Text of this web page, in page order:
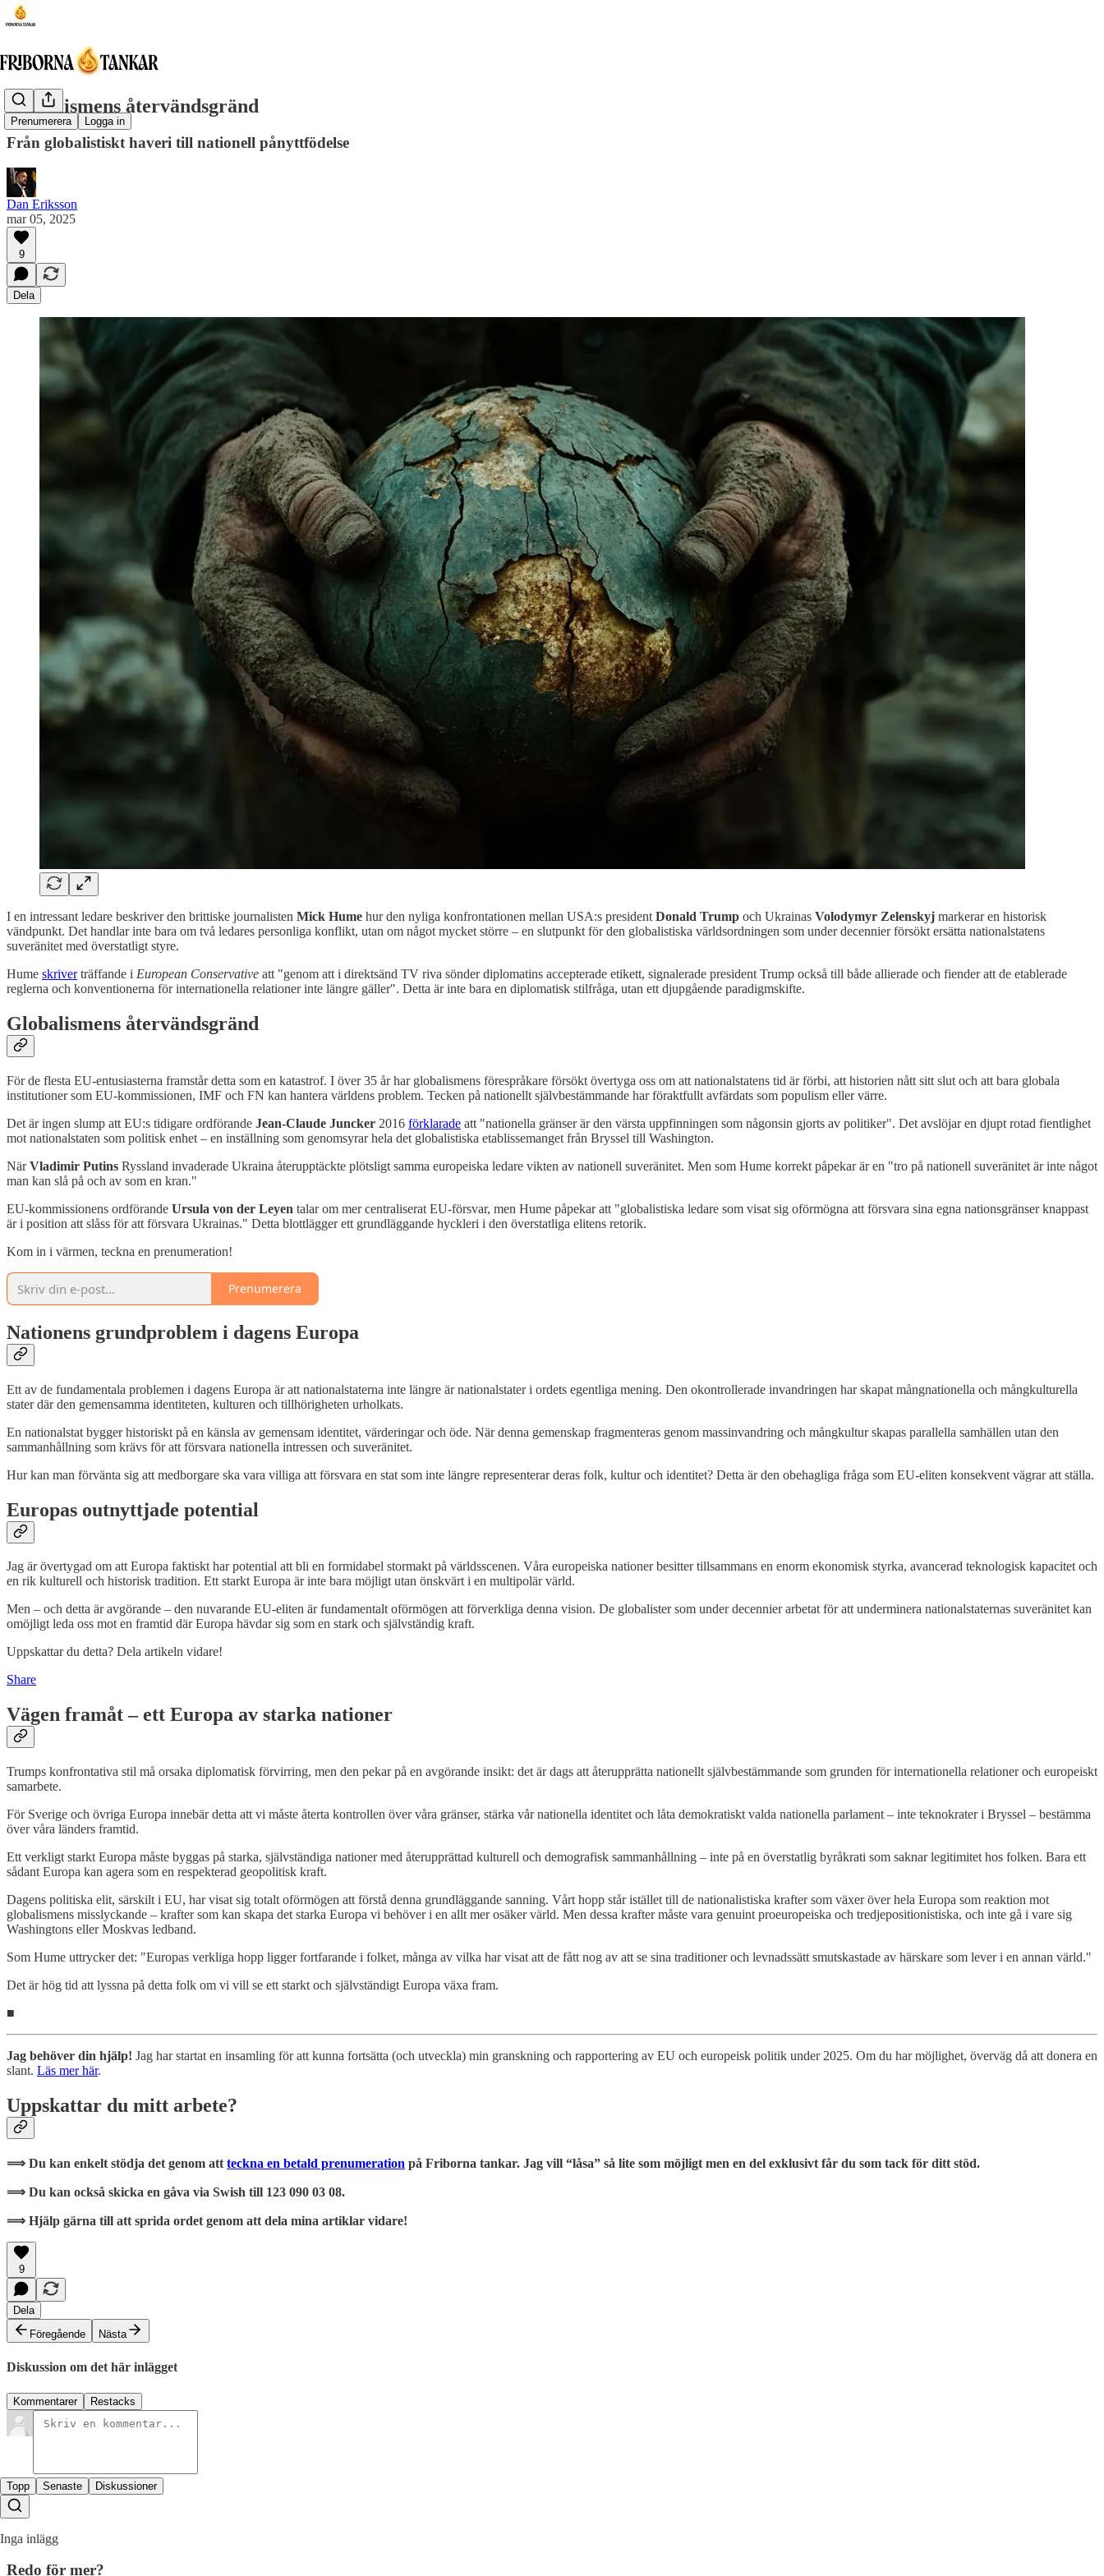
Prenumerera Logga in
Globalismens återvändsgränd
Från globalistiskt haveri till nationell pånyttfödelse
Dan Eriksson
mar 05, 2025
9
Dela
I en intressant ledare beskriver den brittiske journalisten Mick Hume hur den nyliga konfrontationen mellan USA:s president Donald Trump och Ukrainas Volodymyr Zelenskyj markerar en historisk
vändpunkt. Det handlar inte bara om två ledares personliga konflikt, utan om något mycket större – en slutpunkt för den globalistiska världsordningen som under decennier försökt ersätta nationalstatens
suveränitet med överstatligt styre.
Hume skriverträffande i European Conservative att "genom att i direktsänd TV riva sönder diplomatins accepterade etikett, signalerade president Trump också till både allierade och fiender att de etablerade
reglerna och konventionerna för internationella relationer inte längre gäller". Detta är inte bara en diplomatisk stilfråga, utan ett djupgående paradigmskifte.
Globalismens återvändsgränd
För de flesta EU-entusiasterna framstår detta som en katastrof. I över 35 år har globalismens förespråkare försökt övertyga oss om att nationalstatens tid är förbi, att historien nått sitt slut och att bara globala
institutioner som EU-kommissionen, IMF och FN kan hantera världens problem. Tecken på nationellt självbestämmande har föraktfullt avfärdats som populism eller värre.
Det är ingen slump att EU:s tidigare ordförande Jean-Claude Juncker 2016 förklarade att "nationella gränser är den värsta uppfinningen som någonsin gjorts av politiker". Det avslöjar en djupt rotad fientlighet
mot nationalstaten som politisk enhet – en inställning som genomsyrar hela det globalistiska etablissemanget från Bryssel till Washington.
NärVladimir Putins Ryssland invaderade Ukraina återupptäckte plötsligt samma europeiska ledare vikten av nationell suveränitet. Men som Hume korrekt påpekar är en "tro på nationell suveränitet är inte något
man kan slå på och av som en kran."
EU-kommissionens ordförande Ursula von der Leyen talar om mer centraliserat EU-försvar, men Hume påpekar att "globalistiska ledare som visat sig oförmögna att försvara sina egna nationsgränser knappast
är i position att slåss för att försvara Ukrainas." Detta blottlägger ett grundläggande hyckleri i den överstatliga elitens retorik.
Kom in i värmen, teckna en prenumeration!
Prenumerera
Nationens grundproblem i dagens Europa
Ett av de fundamentala problemen i dagens Europa är att nationalstaterna inte längre är nationalstater i ordets egentliga mening. Den okontrollerade invandringen har skapat mångnationella och mångkulturella
stater där den gemensamma identiteten, kulturen och tillhörigheten urholkats.
En nationalstat bygger historiskt på en känsla av gemensam identitet, värderingar och öde. När denna gemenskap fragmenteras genom massinvandring och mångkultur skapas parallella samhällen utan den
sammanhållning som krävs för att försvara nationella intressen och suveränitet.
Hur kan man förvänta sig att medborgare ska vara villiga att försvara en stat som inte längre representerar deras folk, kultur och identitet? Detta är den obehagliga fråga som EU-eliten konsekvent vägrar att ställa.
Europas outnyttjade potential
Jag är övertygad om att Europa faktiskt har potential att bli en formidabel stormakt på världsscenen. Våra europeiska nationer besitter tillsammans en enorm ekonomisk styrka, avancerad teknologisk kapacitet och
en rik kulturell och historisk tradition. Ett starkt Europa är inte bara möjligt utan önskvärt i en multipolär värld.
Men – och detta är avgörande – den nuvarande EU-eliten är fundamentalt oförmögen att förverkliga denna vision. De globalister som under decennier arbetat för att underminera nationalstaternas suveränitet kan
omöjligt leda oss mot en framtid där Europa hävdar sig som en stark och självständig kraft.
Uppskattar du detta? Dela artikeln vidare!
Share
Vägen framåt – ett Europa av starka nationer
Trumps konfrontativa stil må orsaka diplomatisk förvirring, men den pekar på en avgörande insikt: det är dags att återupprätta nationellt självbestämmande som grunden för internationella relationer och europeiskt
samarbete.
För Sverige och övriga Europa innebär detta att vi måste återta kontrollen över våra gränser, stärka vår nationella identitet och låta demokratiskt valda nationella parlament – inte teknokrater i Bryssel – bestämma
över våra länders framtid.
Ett verkligt starkt Europa måste byggas på starka, självständiga nationer med återupprättad kulturell och demografisk sammanhållning – inte på en överstatlig byråkrati som saknar legitimitet hos folken. Bara ett
sådant Europa kan agera som en respekterad geopolitisk kraft.
Dagens politiska elit, särskilt i EU, har visat sig totalt oförmögen att förstå denna grundläggande sanning. Vårt hopp står istället till de nationalistiska krafter som växer över hela Europa som reaktion mot
globalismens misslyckande – krafter som kan skapa det starka Europa vi behöver i en allt mer osäker värld. Men dessa krafter måste vara genuint proeuropeiska och tredjepositionistiska, och inte gå i vare sig
Washingtons eller Moskvas ledband.
Som Hume uttrycker det: "Europas verkliga hopp ligger fortfarande i folket, många av vilka har visat att de fått nog av att se sina traditioner och levnadssätt smutskastade av härskare som lever i en annan värld."
Det är hög tid att lyssna på detta folk om vi vill se ett starkt och självständigt Europa växa fram.
■
Jag behöver din hjälp! Jag har startat en insamling för att kunna fortsätta (och utveckla) min granskning och rapportering av EU och europeisk politik under 2025. Om du har möjlighet, överväg då att donera en
slant. Läs mer här.
Uppskattar du mitt arbete?
⟹ Du kan enkelt stödja det genom att teckna en betald prenumeration på Friborna tankar. Jag vill “låsa” så lite som möjligt men en del exklusivt får du som tack för ditt stöd.
⟹ Du kan också skicka en gåva via Swish till 123 090 03 08.
⟹ Hjälp gärna till att sprida ordet genom att dela mina artiklar vidare!
9
Dela
Föregående
Nästa
Diskussion om det här inlägget
Kommentarer Restacks
Topp Senaste Diskussioner
Inga inlägg
Redo för mer?